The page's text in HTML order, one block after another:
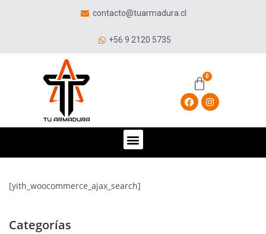
contacto@tuarmadura.cl
+56 9 2120 5735
[yith_woocommerce_ajax_search]
Categorías